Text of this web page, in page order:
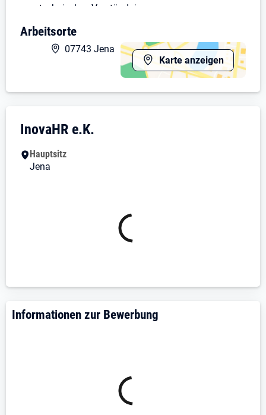
technisches Verständnis
Führerschein Klasse B erforderlich
Darauf können Sie sich freuen:
Tagschicht
Fahrkosten-Zuschuss
Arbeitsorte
Karte anzeigen
07743 Jena
Unternehmensdarstellung: InovaHR e.K.
InovaHR e.K.
Hauptsitz
Jena
Informationen zur Bewerbung